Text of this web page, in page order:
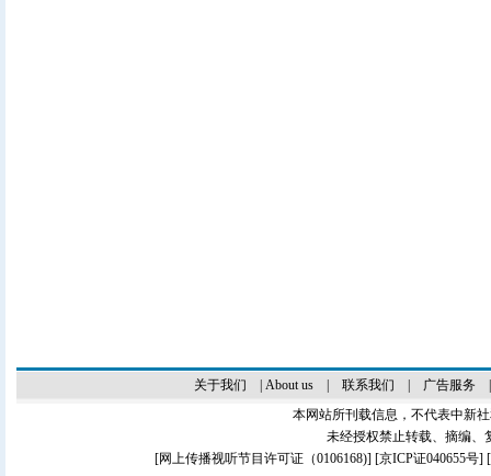
关于我们 About us| 联系我们 广告服务
本网站所刊载信息，不代表中新
未经授权禁止转载、摘编、
[网上传播视听节目许可证（0106168)] [京ICP证040655号]